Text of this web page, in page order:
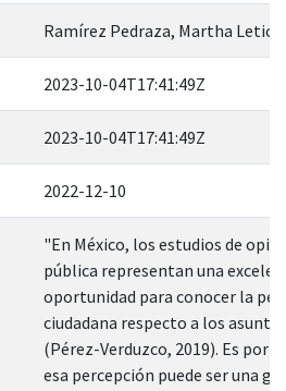
Ramírez Pedraza, Martha Leticia
2023-10-04T17:41:49Z
2023-10-04T17:41:49Z
2022-12-10
"En México, los estudios de
pública representan una
oportunidad para conocer la
ciudadana respecto a los
(Pérez-Verduzco, 2019). Es por
esa percepción puede ser una